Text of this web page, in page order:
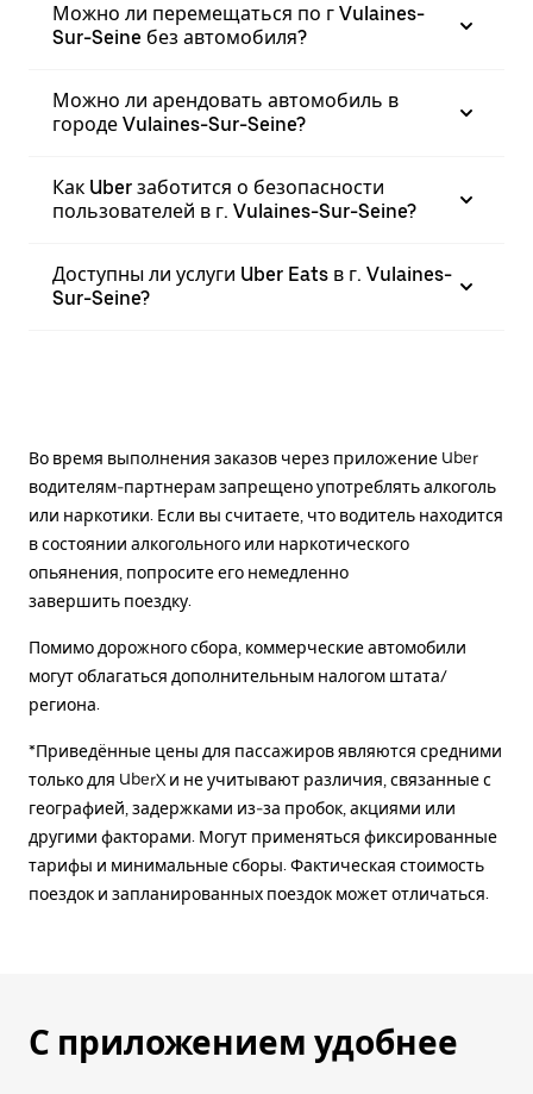
Можно ли перемещаться по г Vulaines-
Sur-Seine без автомобиля?
Можно ли арендовать автомобиль в
городе Vulaines-Sur-Seine?
Как Uber заботится о безопасности
пользователей в г. Vulaines-Sur-Seine?
Доступны ли услуги Uber Eats в г. Vulaines-
Sur-Seine?
Во время выполнения заказов через приложение Uber
водителям-партнерам запрещено употреблять алкоголь
или наркотики. Если вы считаете, что водитель находится
в состоянии алкогольного или наркотического
опьянения, попросите его немедленно
завершить поездку.
Помимо дорожного сбора, коммерческие автомобили
могут облагаться дополнительным налогом штата/
региона.
*Приведённые цены для пассажиров являются средними
только для UberX и не учитывают различия, связанные с
географией, задержками из-за пробок, акциями или
другими факторами. Могут применяться фиксированные
тарифы и минимальные сборы. Фактическая стоимость
поездок и запланированных поездок может отличаться.
С приложением удобнее